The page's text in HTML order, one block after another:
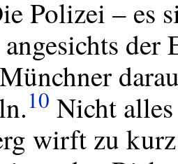
Polizei – es
der
10 Nicht
wirft zu